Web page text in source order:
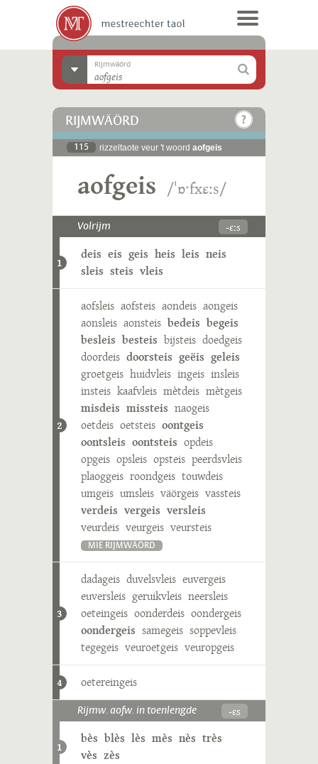
Rijmwäörd
RIJMWÄÖRD
115 rizzeltaote veur 't woord aofgeis
aofgeis /ˈɒˑfxɛːs/
Volrijm -ɛːs
1
deis eis geis heis leis neis
sleis steis vleis
2
aofsleis aofsteis aondeis aongeis
aonsleis aonsteis bedeis begeis
besleis besteis bijsteis doedgeis
doordeis doorsteis geëis geleis
groetgeis huidvleis ingeis insleis
insteis kaafvleis mètdeis mètgeis
misdeis missteis naogeis
oetdeis oetsteis oontgeis
oontsleis oontsteis opdeis
opgeis opsleis opsteis peerdsvleis
plaoggeis roondgeis touwdeis
umgeis umsleis väörgeis vassteis
verdeis vergeis versleis
veurdeis veurgeis veursteis
MIE RIJMWÄÖRD
3
dadageis duvelsvleis euvergeis
euversleis geruikvleis neersleis
oeteingeis oonderdeis oondergeis
oondergeis samegeis soppevleis
tegegeis veuroetgeis veuropgeis
4 oetereingeis
Rijmw. aofw. in toenlengde -ɛs
1
bès blès lès mès nès très
vès zès